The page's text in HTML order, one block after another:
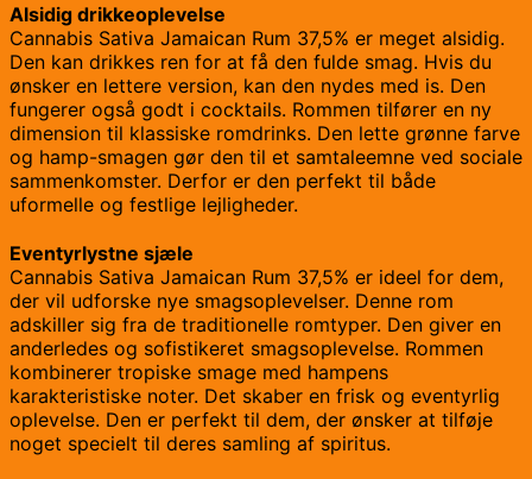
Alsidig drikkeoplevelse
Cannabis Sativa Jamaican Rum 37,5% er meget alsidig.
Den kan drikkes ren for at få den fulde smag. Hvis du
ønsker en lettere version, kan den nydes med is. Den
fungerer også godt i cocktails. Rommen tilfører en ny
dimension til klassiske romdrinks. Den lette grønne farve
og hamp-smagen gør den til et samtaleemne ved sociale
sammenkomster. Derfor er den perfekt til både
uformelle og festlige lejligheder.
Eventyrlystne sjæle
Cannabis Sativa Jamaican Rum 37,5% er ideel for dem,
der vil udforske nye smagsoplevelser. Denne rom
adskiller sig fra de traditionelle romtyper. Den giver en
anderledes og sofistikeret smagsoplevelse. Rommen
kombinerer tropiske smage med hampens
karakteristiske noter. Det skaber en frisk og eventyrlig
oplevelse. Den er perfekt til dem, der ønsker at tilføje
noget specielt til deres samling af spiritus.